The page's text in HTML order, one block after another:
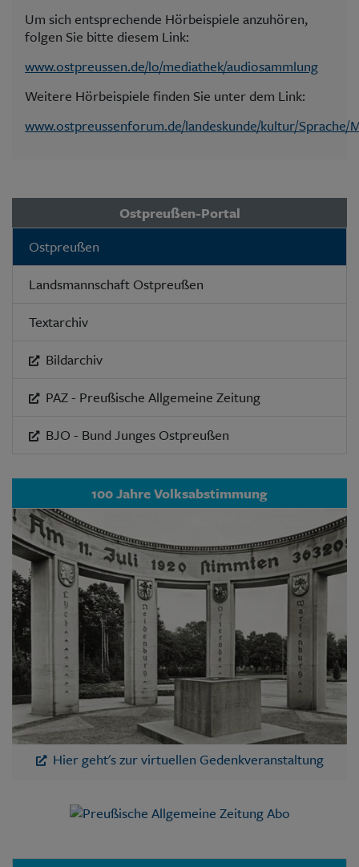
Um sich entsprechende Hörbeispiele anzuhören,
folgen Sie bitte diesem Link:
www.ostpreussen.de/lo/mediathek/audiosammlung
Weitere Hörbeispiele finden Sie unter dem Link:
www.ostpreussenforum.de/landeskunde/kultur/Sprache/
Ostpreußen-Portal
Ostpreußen
Landsmannschaft Ostpreußen
Textarchiv
Bildarchiv
PAZ - Preußische Allgemeine Zeitung
BJO - Bund Junges Ostpreußen
100 Jahre Volksabstimmung
Hier geht's zur virtuellen Gedenkveranstaltung